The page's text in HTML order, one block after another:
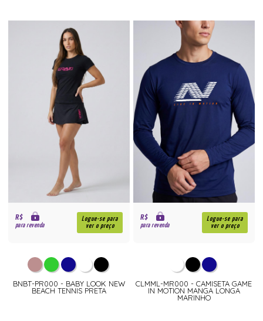
R$
para revenda
Logue-se para
ver o preço
BNBT-PR000 - BABY LOOK NEW
BEACH TENNIS PRETA
R$
para revenda
Logue-se para
ver o preço
CLMML-MR000 - CAMISETA GAME
IN MOTION MANGA LONGA
MARINHO